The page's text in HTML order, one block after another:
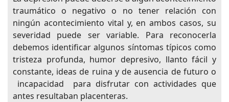
traumático o negativo o no tener relación con
ningún acontecimiento vital y, en ambos casos, su
severidad puede ser variable. Para reconocerla
debemos identificar algunos síntomas típicos como
tristeza profunda, humor depresivo, llanto fácil y
constante, ideas de ruina y de ausencia de futuro o
incapacidad para disfrutar con actividades que
antes resultaban placenteras.